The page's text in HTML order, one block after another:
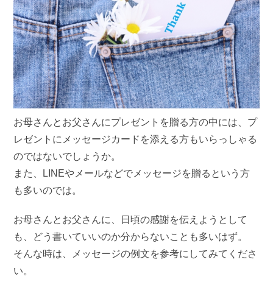
お母さんとお父さんにプレゼントを贈る方の中には、プ
レゼントにメッセージカードを添える方もいらっしゃる
のではないでしょうか。
また、LINEやメールなどでメッセージを贈るという方
も多いのでは。
お母さんとお父さんに、日頃の感謝を伝えようとして
も、どう書いていいのか分からないことも多いはず。
そんな時は、メッセージの例文を参考にしてみてくださ
い。